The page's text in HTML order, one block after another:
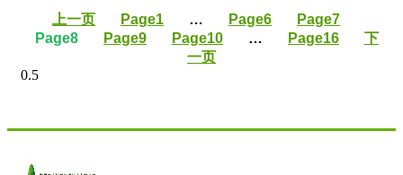
上一页 Page1 … Page6 Page7
Page8 Page9 Page10 … Page16
下
一页